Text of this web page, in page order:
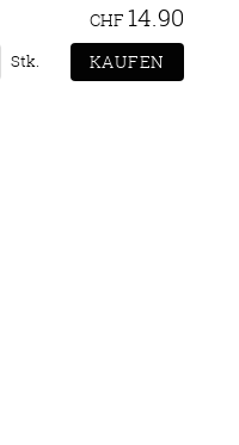
CHF 14.90
Stk.